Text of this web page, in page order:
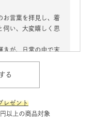
お言葉を拝見し、着
伺い、大変嬉しく思
きが、日常の中で末
です。
し上げます。
11/20 17:00:49
る
レゼント
以上の商品対象